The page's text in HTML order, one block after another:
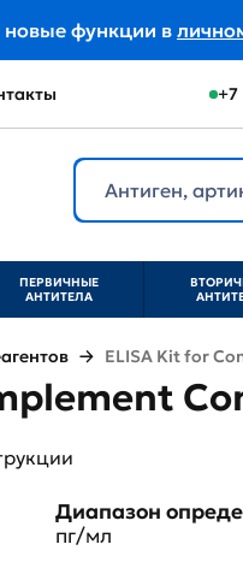
функции в
+7
ПЕРВИЧНЫЕ
АНТИТЕЛА
ELISA Kit for
Диапазон
пг/мл